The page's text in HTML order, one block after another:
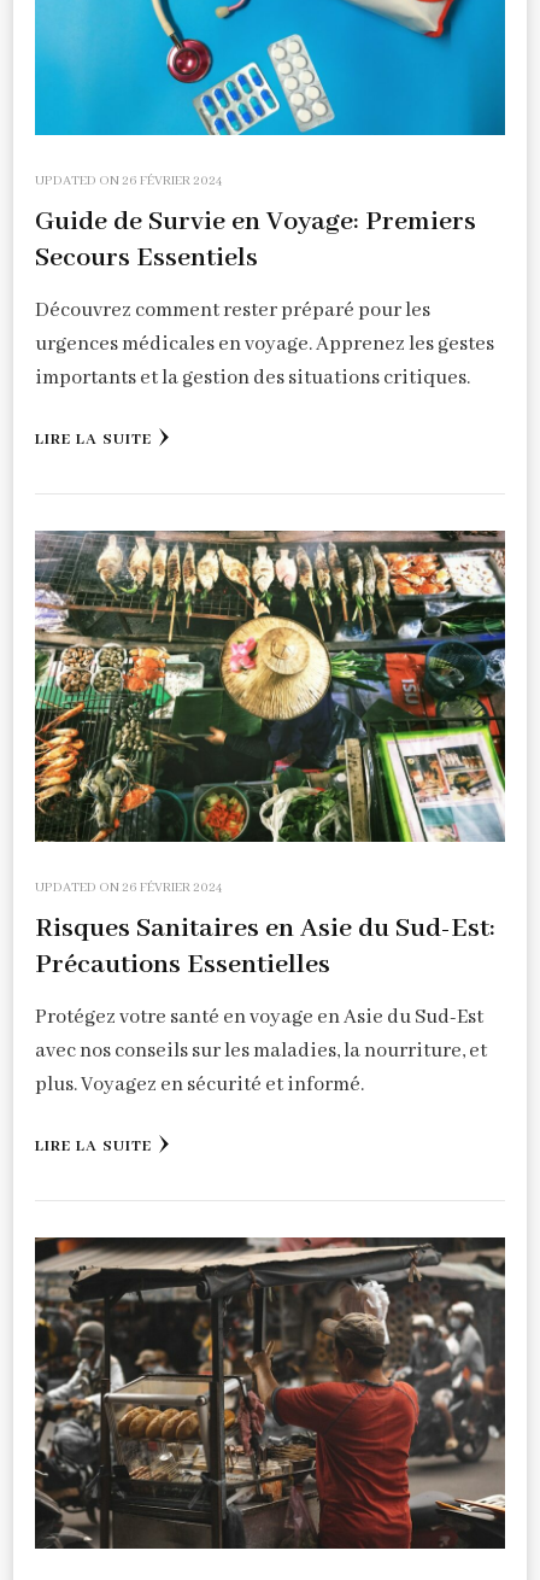
UPDATED ON26 FÉVRIER 2024
Guide de Survie en Voyage: Premiers
Secours Essentiels
Découvrez comment rester préparé pour les
urgences médicales en voyage. Apprenez les gestes
importants et la gestion des situations critiques.
LIRE LA SUITE
UPDATED ON26 FÉVRIER 2024
Risques Sanitaires en Asie du Sud-Est:
Précautions Essentielles
Protégez votre santé en voyage en Asie du Sud-Est
avec nos conseils sur les maladies, la nourriture, et
plus. Voyagez en sécurité et informé.
LIRE LA SUITE